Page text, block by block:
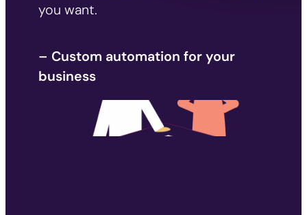
you want.
– Custom automation for your
business